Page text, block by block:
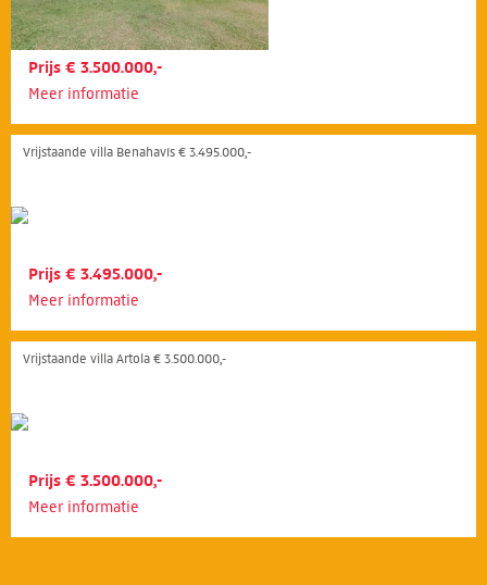
Prijs € 3.500.000,-
Meer informatie
Vrijstaande villa Benahavís € 3.495.000,-
Prijs € 3.495.000,-
Meer informatie
Vrijstaande villa Artola € 3.500.000,-
Prijs € 3.500.000,-
Meer informatie